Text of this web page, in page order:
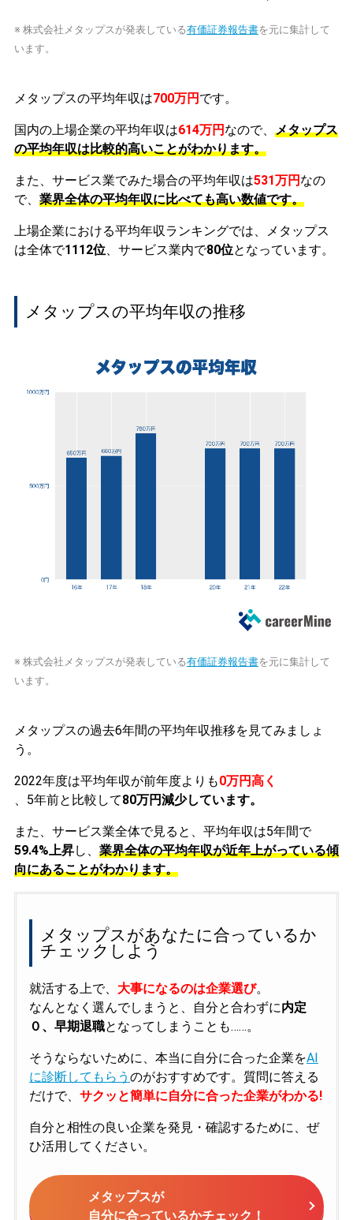
※ 株式会社メタップスが発表している有価証券報告書を元に集計して
います。
メタップスの平均年収は700万円 です。
国内の上場企業の平均年収は614万円 なので、 メタップス
の平均年収は比較的高いことがわかります。
また、サービス業でみた場合の平均年収は531万円 なの
で、 業界全体の平均年収に比べても高い数値です。
上場企業における平均年収ランキングでは、メタップス
は全体で1112位、サービス業内で80位となっています。
メタップスの平均年収の推移
※ 株式会社メタップスが発表している有価証券報告書を元に集計して
います。
メタップスの過去6年間の平均年収推移を見てみましょ
う。
2022年度は平均年収が前年度よりも0万円高く
、5年前と比較して80万円減少しています。
また、サービス業全体で見ると、平均年収は5年間で
59.4%上昇し、 業界全体の平均年収が近年上がっている傾
向にあることがわかります。
メタップスがあなたに合っているか
チェックしよう
就活する上で、 大事になるのは企業選び。
なんとなく選んでしまうと、自分と合わずに内定
０、早期退職となってしまうことも……。
そうならないために、本当に自分に合った企業をAI
に診断してもらう のがおすすめです。質問に答える
だけで、 サクッと簡単に自分に合った企業がわかる!
自分と相性の良い企業を発見・確認するために、ぜ
ひ活用してください。
メタップスが
自分に合っているかチェック！